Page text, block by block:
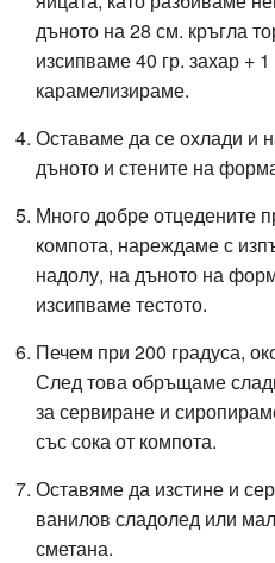
дъното на 28 см. кръгла
изсипваме 40 гр. захар +
карамелизираме.
Оставаме да се охлади и
дъното и стените на
Много добре отцедените
компота, нареждаме с
надолу, на дъното на
изсипваме тестото.
Печем при 200 градуса,
След това обръщаме
за сервиране и
със сока от компота.
Оставяме да изстине и
ванилов сладолед или
сметана.